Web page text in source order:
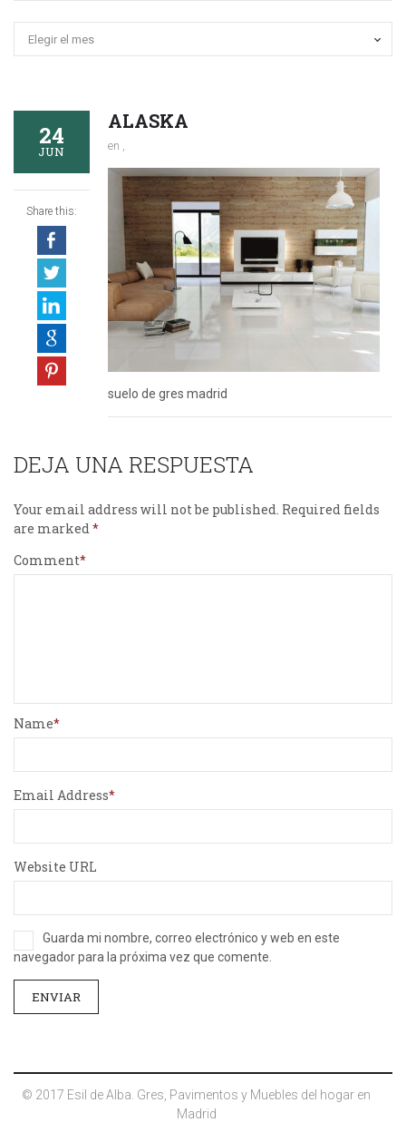
24
JUN
Share this:
ALASKA
en ,
suelo de gres madrid
DEJA UNA RESPUESTA
Your email address will not be published. Required fields
are marked
Comment
Name
Email Address
Website URL
Guarda mi nombre, correo electrónico y web en este
navegador para la próxima vez que comente.
© 2017 Esil de Alba. Gres, Pavimentos y Muebles del hogar en
Madrid